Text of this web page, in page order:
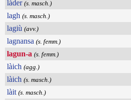
làder (s. masch.)
lagh (s. masch.)
lagiù (avv.)
lagnansa (s. femm.)
lagun-a (s. femm.)
làich (agg.)
làich (s. masch.)
làit (s. masch.)